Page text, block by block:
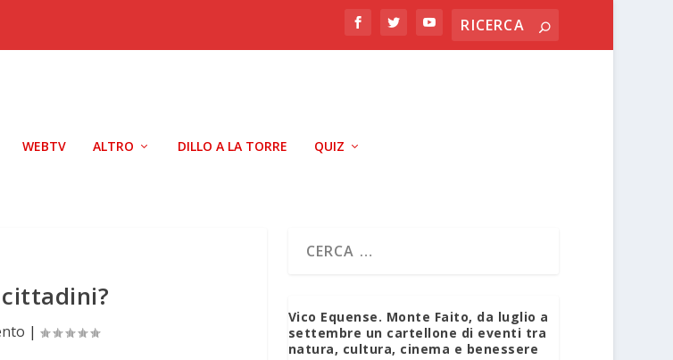
WEBTV ALTRO DILLO A LA TORRE QUIZ
|
Vico Equense. Monte Faito, da luglio a
settembre un cartellone di eventi tra
natura, cultura, cinema e benessere